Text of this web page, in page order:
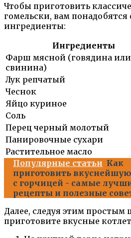
Чтобы приготовить
гомельски, вам
ингредиенты:
Ингредиенты
Фарш мясной (говядина или
свинина)
Лук репчатый
Чеснок
Яйцо куриное
Соль
Перец черный молотый
Панировочные сухари
Растительное масло
Популярные статьи Как
приготовить
с горчицей - самые
рецепты и полезные
Далее, следуя этим простым
приготовите вкусные